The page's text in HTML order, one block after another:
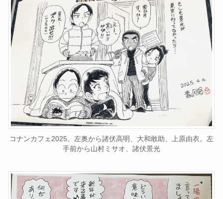
コナンカフェ2025。左奥から諸伏高明、大和敢助、上原由衣。左
手前から山村ミサオ、諸伏景光